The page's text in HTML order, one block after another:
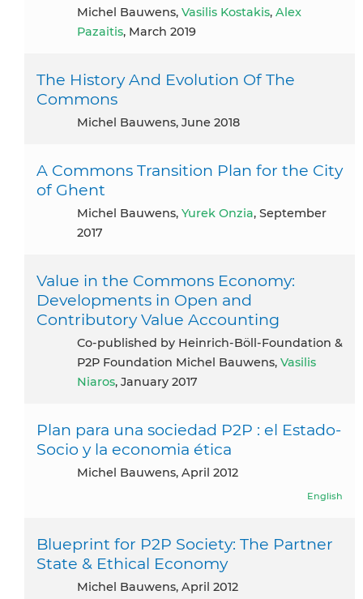
Michel Bauwens, Vasilis Kostakis, Alex
Pazaitis, March 2019
The History And Evolution Of The
Commons
Michel Bauwens, June 2018
A Commons Transition Plan for the City
of Ghent
Michel Bauwens, Yurek Onzia, September
2017
Value in the Commons Economy:
Developments in Open and
Contributory Value Accounting
Co-published by Heinrich-Böll-Foundation &
P2P Foundation Michel Bauwens, Vasilis
Niaros, January 2017
Plan para una sociedad P2P : el Estado-
Socio y la economia ética
Michel Bauwens, April 2012
English
Blueprint for P2P Society: The Partner
State & Ethical Economy
Michel Bauwens, April 2012